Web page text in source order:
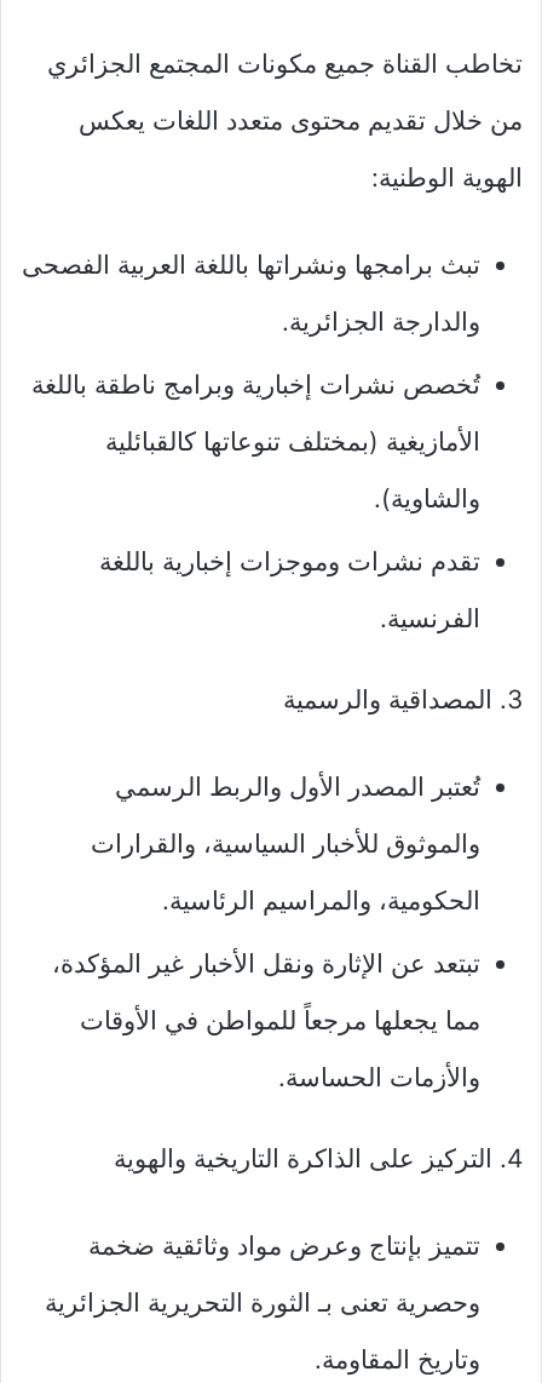
تخاطب القناة جميع مكونات المجتمع الجزائري
من خلال تقديم محتوى متعدد اللغات يعكس
الهوية الوطنية:
تبث برامجها ونشراتها باللغة العربية الفصحى
والدارجة الجزائرية.
تُخصص نشرات إخبارية وبرامج ناطقة باللغة
الأمازيغية (بمختلف تنوعاتها كالقبائلية
والشاوية).
تقدم نشرات وموجزات إخبارية باللغة
الفرنسية.
3. المصداقية والرسمية
تُعتبر المصدر الأول والربط الرسمي
والموثوق للأخبار السياسية، والقرارات
الحكومية، والمراسيم الرئاسية.
تبتعد عن الإثارة ونقل الأخبار غير المؤكدة،
مما يجعلها مرجعاً للمواطن في الأوقات
والأزمات الحساسة.
4. التركيز على الذاكرة التاريخية والهوية
تتميز بإنتاج وعرض مواد وثائقية ضخمة
وحصرية تعنى بـ الثورة التحريرية الجزائرية
وتاريخ المقاومة.